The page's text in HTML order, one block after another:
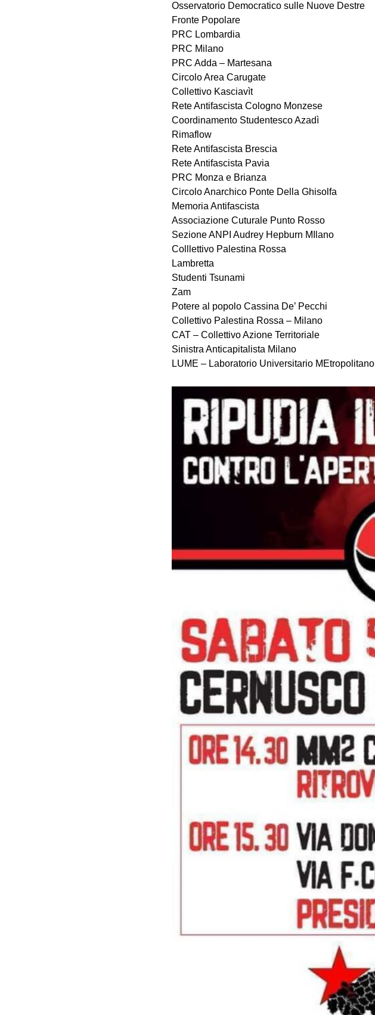
Osservatorio Democratico sulle Nuove Destre
Fronte Popolare
PRC Lombardia
PRC Milano
PRC Adda – Martesana
Circolo Area Carugate
Collettivo Kasciavìt
Rete Antifascista Cologno Monzese
Coordinamento Studentesco Azadì
Rimaflow
Rete Antifascista Brescia
Rete Antifascista Pavia
PRC Monza e Brianza
Circolo Anarchico Ponte Della Ghisolfa
Memoria Antifascista
Associazione Cuturale Punto Rosso
Sezione ANPI Audrey Hepburn MIlano
Colllettivo Palestina Rossa
Lambretta
Studenti Tsunami
Zam
Potere al popolo Cassina De’ Pecchi
Collettivo Palestina Rossa – Milano
CAT – Collettivo Azione Territoriale
Sinistra Anticapitalista Milano
LUME – Laboratorio Universitario MEtropolitano